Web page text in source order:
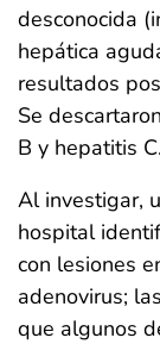
desconocida
hepática
resultados
Se
B y hepatitis C.
Al investigar,
hospital
con lesiones
adenovirus;
que algunos